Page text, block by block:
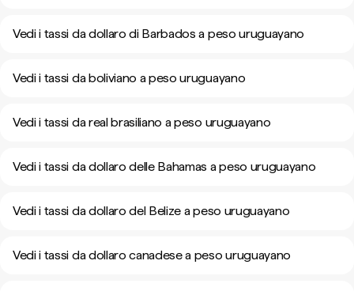
Vedi i tassi da dollaro di Barbados a peso uruguayano
Vedi i tassi da boliviano a peso uruguayano
Vedi i tassi da real brasiliano a peso uruguayano
Vedi i tassi da dollaro delle Bahamas a peso uruguayano
Vedi i tassi da dollaro del Belize a peso uruguayano
Vedi i tassi da dollaro canadese a peso uruguayano